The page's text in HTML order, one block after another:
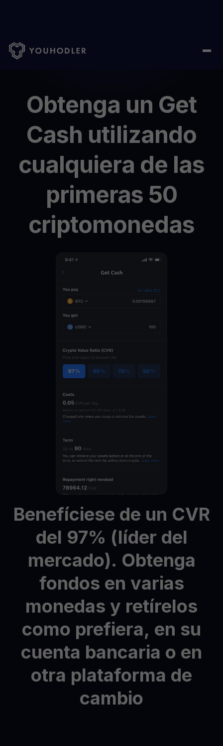
Home
Obtenga un Get
Cash utilizando
cualquiera de las
primeras 50
criptomonedas
Benefíciese de un CVR
del 97% (líder del
mercado). Obtenga
fondos en varias
monedas y retírelos
como prefiera, en su
cuenta bancaria o en
otra plataforma de
cambio